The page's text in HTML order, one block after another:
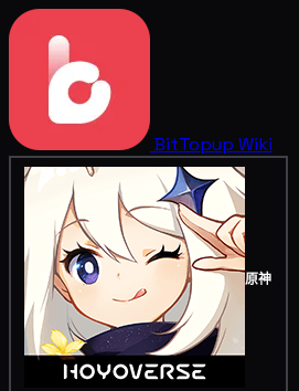
BitTopup Wiki
原神